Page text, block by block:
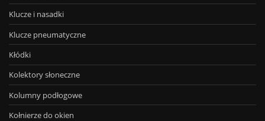
Klucze i nasadki
Klucze pneumatyczne
Kłódki
Kolektory słoneczne
Kolumny podłogowe
Kołnierze do okien